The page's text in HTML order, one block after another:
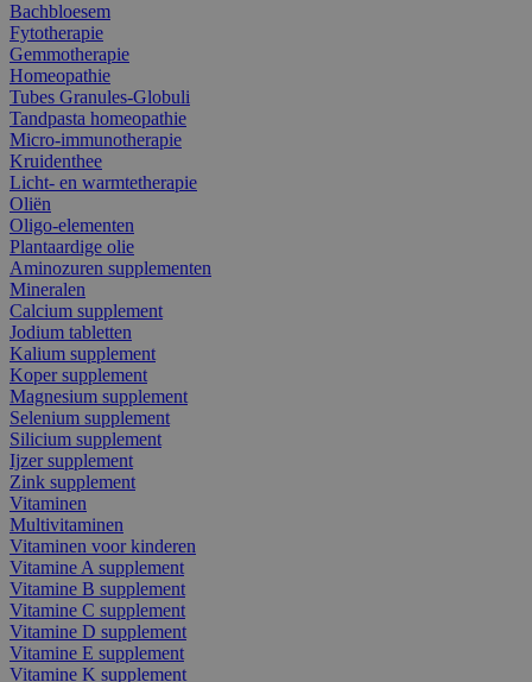
Bachbloesem
Fytotherapie
Gemmotherapie
Homeopathie
Tubes Granules-Globuli
Tandpasta homeopathie
Micro-immunotherapie
Kruidenthee
Licht- en warmtetherapie
Oliën
Oligo-elementen
Plantaardige olie
Aminozuren supplementen
Mineralen
Calcium supplement
Jodium tabletten
Kalium supplement
Koper supplement
Magnesium supplement
Selenium supplement
Silicium supplement
Ijzer supplement
Zink supplement
Vitaminen
Multivitaminen
Vitaminen voor kinderen
Vitamine A supplement
Vitamine B supplement
Vitamine C supplement
Vitamine D supplement
Vitamine E supplement
Vitamine K supplement